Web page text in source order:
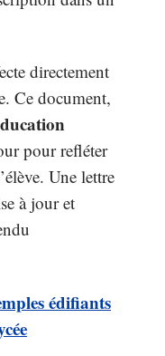
directement
Ce document,
pour refléter
Une lettre
à jour et
édifiants